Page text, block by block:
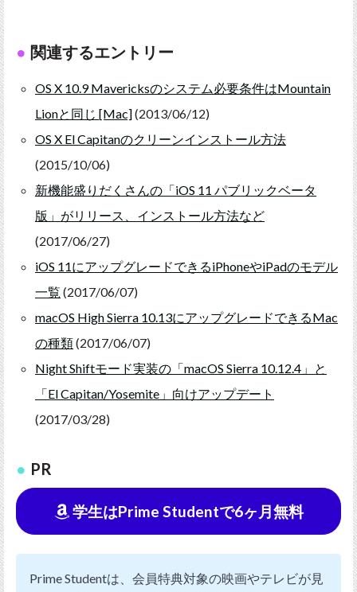
関連するエントリー
OS X 10.9 Mavericksのシステム必要条件はMountain
Lionと同じ [Mac](2013/06/12)
OS X El Capitanのクリーンインストール方法
(2015/10/06)
新機能盛りだくさんの「iOS 11 パブリックベータ
版」がリリース、インストール方法など
(2017/06/27)
iOS 11にアップグレードできるiPhoneやiPadのモデル
一覧 (2017/06/07)
macOS High Sierra 10.13にアップグレードできるMac
の種類(2017/06/07)
Night Shiftモード実装の「macOS Sierra 10.12.4」と
「El Capitan/Yosemite」向けアップデート
(2017/03/28)
PR
学生はPrime Studentで6ヶ月無料
Prime Studentは、会員特典対象の映画やテレビが見